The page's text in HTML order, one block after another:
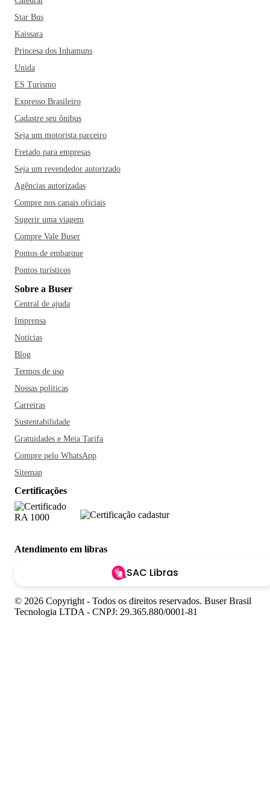
Star Bus
Kaissara
Princesa dos Inhamuns
Unida
ES Turismo
Expresso Brasileiro
Cadastre seu ônibus
Seja um motorista parceiro
Fretado para empresas
Seja um revendedor autorizado
Agências autorizadas
Compre nos canais oficiais
Sugerir uma viagem
Compre Vale Buser
Pontos de embarque
Pontos turísticos
Sobre a Buser
Central de ajuda
Imprensa
Notícias
Blog
Termos de uso
Nossas políticas
Carreiras
Sustentabilidade
Gratuidades e Meia Tarifa
Compre pelo WhatsApp
Sitemap
Certificações
Atendimento em libras
SAC Libras
© 2026 Copyright - Todos os direitos reservados. Buser Brasil
Tecnologia LTDA - CNPJ: 29.365.880/0001-81